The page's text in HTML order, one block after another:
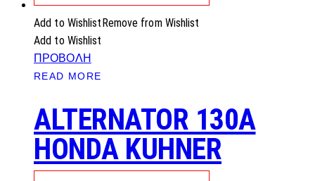
Add to Wishlist Remove from Wishlist
Add to Wishlist
ΠΡΟΒΟΛΗ
READ MORE
ALTERNATOR 130A
HONDA KUHNER